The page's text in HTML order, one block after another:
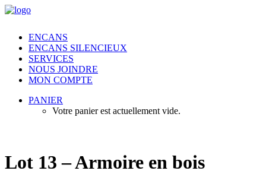
ENCANS
ENCANS SILENCIEUX
SERVICES
NOUS JOINDRE
MON COMPTE
PANIER
Votre panier est actuellement vide.
Lot 13 – Armoire en bois